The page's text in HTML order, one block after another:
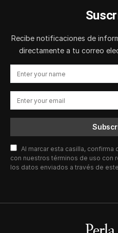
Recibe notificaciones de
directamente a tu correo
Al marcar esta casilla,
con nuestros términos de uso con
los datos enviados a través de